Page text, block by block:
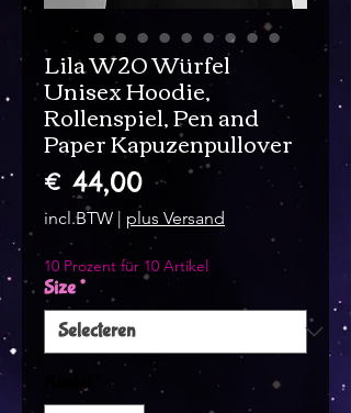
Lila W20 Würfel
Unisex Hoodie,
Rollenspiel, Pen and
Paper Kapuzenpullover
€ 44,00Prijs
incl.BTW | plus Versand
10 Prozent für 10 Artikel
Size*
Aantal